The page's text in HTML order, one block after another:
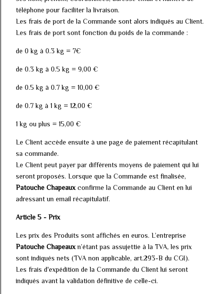
téléphone pour faciliter la livraison.
Les frais de port de la Commande sont alors indiqués au Client.
Les frais de port sont fonction du poids de la commande :
de 0 kg à 0.3 kg = 7€
de 0.3 kg à 0.5 kg = 9,00 €
de 0.5 kg à 0.7 kg = 10,00 €
de 0.7 kg à 1 kg = 12,00 €
1 kg ou plus = 15,00 €
Le Client accède ensuite à une page de paiement récapitulant
sa commande.
Le Client peut payer par différents moyens de paiement qui lui
seront proposés. Lorsque que la Commande est finalisée,
Patouche Chapeaux confirme la Commande au Client en lui
adressant un email récapitulatif.
Article 5 - Prix
Les prix des Produits sont affichés en euros. L’entreprise
Patouche Chapeauxn’étant pas assujettie à la TVA, les prix
sont indiqués nets (TVA non applicable, art.293-B du CGI).
Les frais d'expédition de la Commande du Client lui seront
indiqués avant la validation définitive de celle-ci.